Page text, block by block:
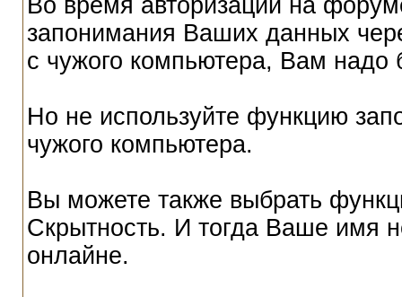
Во время авторизации на
запонимания Ваших данных
с чужого компьютера, Вам надо
Но не используйте функцию
чужого компьютера.
Вы можете также выбрать
Скрытность. И тогда Ваше имя
онлайне.